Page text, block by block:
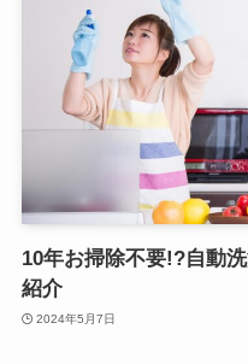
10年お掃除不要!?自動
紹介
2024年5月7日